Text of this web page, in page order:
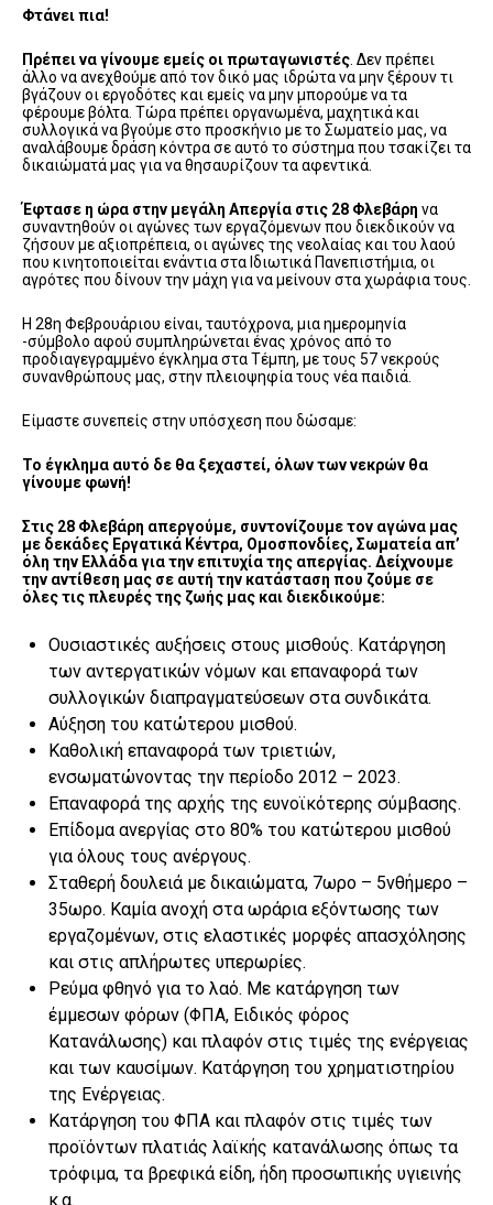
Φτάνει πια!
Πρέπει να γίνουμε εμείς οι πρωταγωνιστές . Δεν πρέπει
άλλο να ανεχθούμε από τον δικό μας ιδρώτα να μην ξέρουν τι
βγάζουν οι εργοδότες και εμείς να μην μπορούμε να τα
φέρουμε βόλτα. Τώρα πρέπει οργανωμένα, μαχητικά και
συλλογικά να βγούμε στο προσκήνιο με το Σωματείο μας, να
αναλάβουμε δράση κόντρα σε αυτό το σύστημα που τσακίζει τα
δικαιώματά μας για να θησαυρίζουν τα αφεντικά.
Έφτασε η ώρα στην μεγάλη Απεργία στις 28 Φλεβάρη να
συναντηθούν οι αγώνες των εργαζόμενων που διεκδικούν να
ζήσουν με αξιοπρέπεια, οι αγώνες της νεολαίας και του λαού
που κινητοποιείται ενάντια στα Ιδιωτικά Πανεπιστήμια, οι
αγρότες που δίνουν την μάχη για να μείνουν στα χωράφια τους.
Η 28η Φεβρουάριου είναι, ταυτόχρονα, μια ημερομηνία
-σύμβολο αφού συμπληρώνεται ένας χρόνος από το
προδιαγεγραμμένο έγκλημα στα Τέμπη, με τους 57 νεκρούς
συνανθρώπους μας, στην πλειοψηφία τους νέα παιδιά.
Είμαστε συνεπείς στην υπόσχεση που δώσαμε:
Το έγκλημα αυτό δε θα ξεχαστεί, όλων των νεκρών θα
γίνουμε φωνή!
Στις 28 Φλεβάρη απεργούμε, συντονίζουμε τον αγώνα μας
με δεκάδες Εργατικά Κέντρα, Ομοσπονδίες, Σωματεία απ’
όλη την Ελλάδα για την επιτυχία της απεργίας. Δείχνουμε
την αντίθεση μας σε αυτή την κατάσταση που ζούμε σε
όλες τις πλευρές της ζωής μας και διεκδικούμε:
Ουσιαστικές αυξήσεις στους μισθούς. Κατάργηση
των αντεργατικών νόμων και επαναφορά των
συλλογικών διαπραγματεύσεων στα συνδικάτα.
Αύξηση του κατώτερου μισθού.
Καθολική επαναφορά των τριετιών,
ενσωματώνοντας την περίοδο 2012 – 2023.
Επαναφορά της αρχής της ευνοϊκότερης σύμβασης.
Επίδομα ανεργίας στο 80% του κατώτερου μισθού
για όλους τους ανέργους.
Σταθερή δουλειά με δικαιώματα, 7ωρο – 5νθήμερο –
35ωρο. Καμία ανοχή στα ωράρια εξόντωσης των
εργαζομένων, στις ελαστικές μορφές απασχόλησης
και στις απλήρωτες υπερωρίες.
Ρεύμα φθηνό για το λαό. Με κατάργηση των
έμμεσων φόρων (ΦΠΑ, Ειδικός φόρος
Κατανάλωσης) και πλαφόν στις τιμές της ενέργειας
και των καυσίμων. Κατάργηση του χρηματιστηρίου
της Ενέργειας.
Κατάργηση του ΦΠΑ και πλαφόν στις τιμές των
προϊόντων πλατιάς λαϊκής κατανάλωσης όπως τα
τρόφιμα, τα βρεφικά είδη, ήδη προσωπικής υγιεινής
κ.α.